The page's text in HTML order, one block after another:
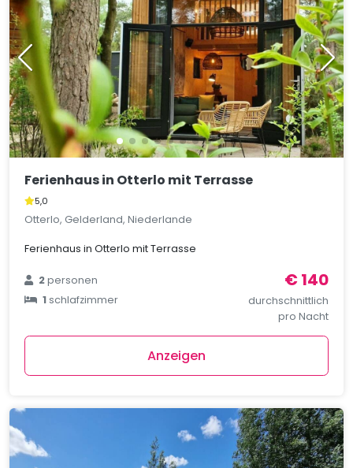
Ferienhaus in Otterlo mit Terrasse
5,0
Otterlo, Gelderland, Niederlande
Ferienhaus in Otterlo mit Terrasse
2personen
1schlafzimmer
€ 140
durchschnittlich
pro Nacht
Anzeigen